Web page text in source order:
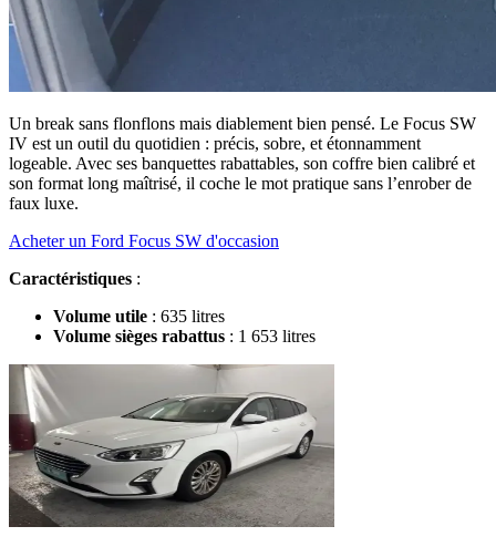
Un break sans flonflons mais diablement bien pensé. Le Focus SW
IV est un outil du quotidien : précis, sobre, et étonnamment
logeable. Avec ses banquettes rabattables, son coffre bien calibré et
son format long maîtrisé, il coche le mot pratique sans l’enrober de
faux luxe.
Acheter un Ford Focus SW d'occasion
Caractéristiques :
Volume utile : 635 litres
Volume sièges rabattus : 1 653 litres